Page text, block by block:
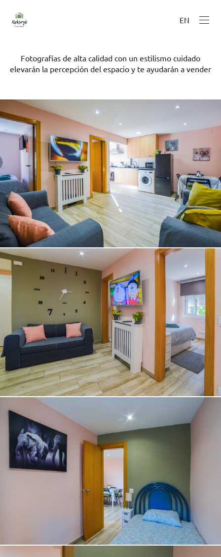
EN
Fotografías de alta calidad con un estilismo cuidado
elevarán la percepción del espacio y te ayudarán a vender